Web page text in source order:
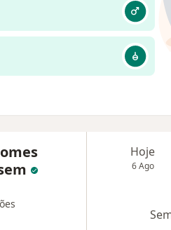
Hoje
6 Ago